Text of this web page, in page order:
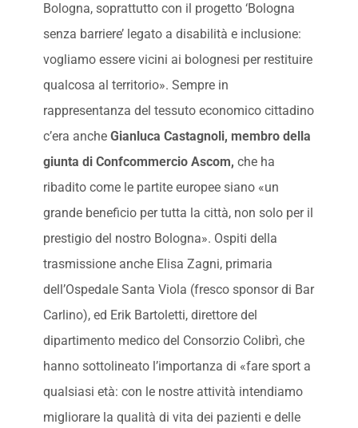
Bologna, soprattutto con il progetto ‘Bologna
senza barriere’ legato a disabilità e inclusione:
vogliamo essere vicini ai bolognesi per restituire
qualcosa al territorio». Sempre in
rappresentanza del tessuto economico cittadino
c’era anche Gianluca Castagnoli, membro della
giunta di Confcommercio Ascom, che ha
ribadito come le partite europee siano «un
grande beneficio per tutta la città, non solo per il
prestigio del nostro Bologna». Ospiti della
trasmissione anche Elisa Zagni, primaria
dell’Ospedale Santa Viola (fresco sponsor di Bar
Carlino), ed Erik Bartoletti, direttore del
dipartimento medico del Consorzio Colibrì, che
hanno sottolineato l’importanza di «fare sport a
qualsiasi età: con le nostre attività intendiamo
migliorare la qualità di vita dei pazienti e delle